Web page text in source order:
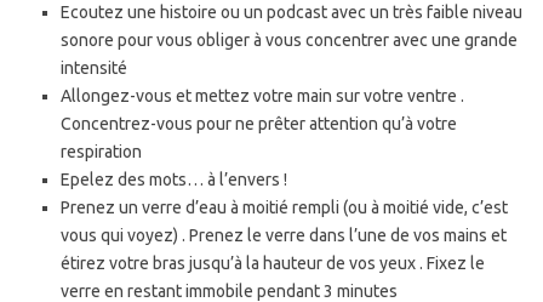
Ecoutez une histoire ou un podcast avec un très faible niveau
sonore pour vous obliger à vous concentrer avec une grande
intensité
Allongez-vous et mettez votre main sur votre ventre .
Concentrez-vous pour ne prêter attention qu’à votre
respiration
Epelez des mots… à l’envers !
Prenez un verre d’eau à moitié rempli (ou à moitié vide, c’est
vous qui voyez) . Prenez le verre dans l’une de vos mains et
étirez votre bras jusqu’à la hauteur de vos yeux . Fixez le
verre en restant immobile pendant 3 minutes